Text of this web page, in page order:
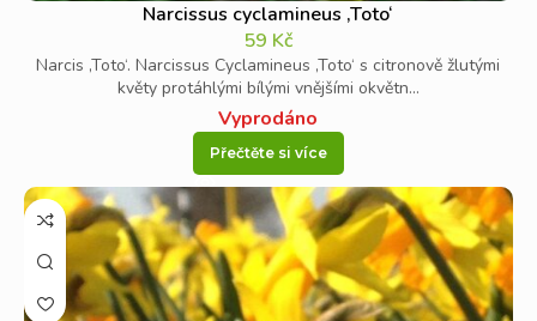
Narcissus cyclamineus ‚Toto‘
59 Kč
Narcis ‚Toto‘. Narcissus Cyclamineus ‚Toto‘ s citronově žlutými
květy protáhlými bílými vnějšími okvětn...
Vyprodáno
Přečtěte si více